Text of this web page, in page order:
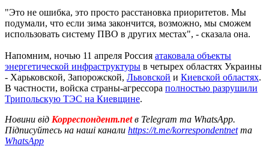
"Это не ошибка, это просто расстановка приоритетов. Мы
подумали, что если зима закончится, возможно, мы сможем
использовать систему ПВО в других местах", - сказала она.
Напомним, ночью 11 апреля Россия атаковала объекты
энергетической инфраструктуры в четырех областях Украины
- Харьковской, Запорожской, Львовской и Киевской областях.
В частности, войска страны-агрессора полностью разрушили
Трипольскую ТЭС на Киевщине.
Новини від Корреспондент.netв Telegram та WhatsApp.
Підписуйтесь на наші канали https://t.me/korrespondentnetта
WhatsApp